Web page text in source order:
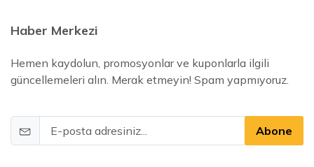
Haber Merkezi
Hemen kaydolun, promosyonlar ve kuponlarla ilgili
güncellemeleri alın. Merak etmeyin! Spam yapmıyoruz.
Abone